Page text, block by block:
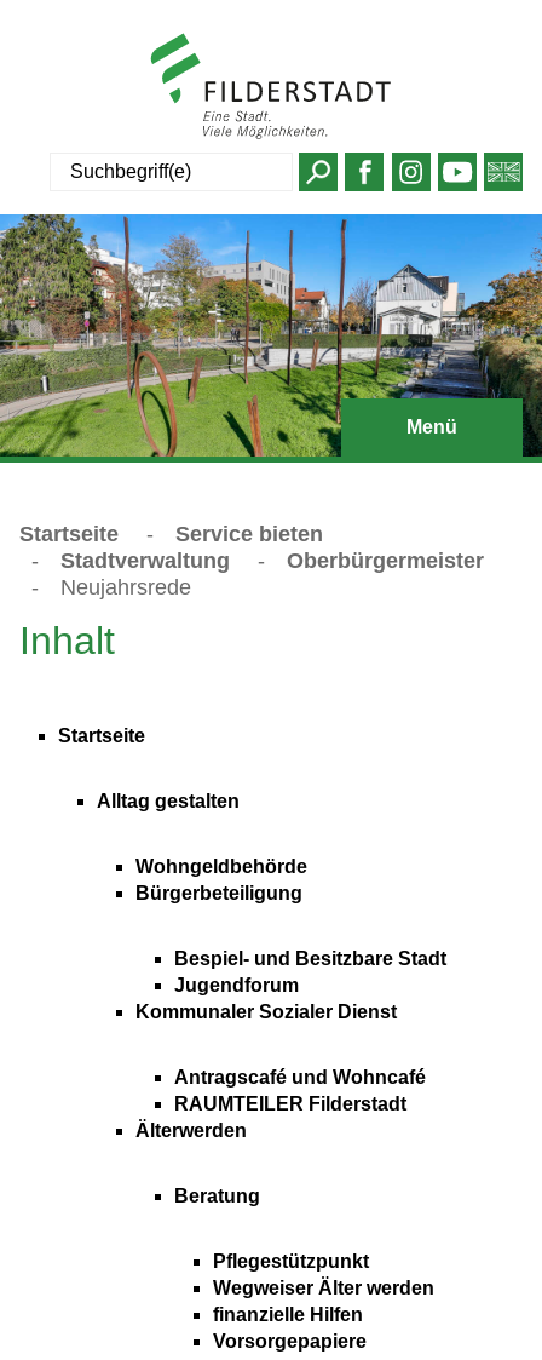
Menü
Startseite -
Service bieten
-
Stadtverwaltung -
Oberbürgermeister
-
Neujahrsrede
Inhalt
Startseite
Alltag gestalten
Wohngeldbehörde
Bürgerbeteiligung
Bespiel- und Besitzbare Stadt
Jugendforum
Kommunaler Sozialer Dienst
Antragscafé und Wohncafé
RAUMTEILER Filderstadt
Älterwerden
Beratung
Pflegestützpunkt
Wegweiser Älter werden
finanzielle Hilfen
Vorsorgepapiere